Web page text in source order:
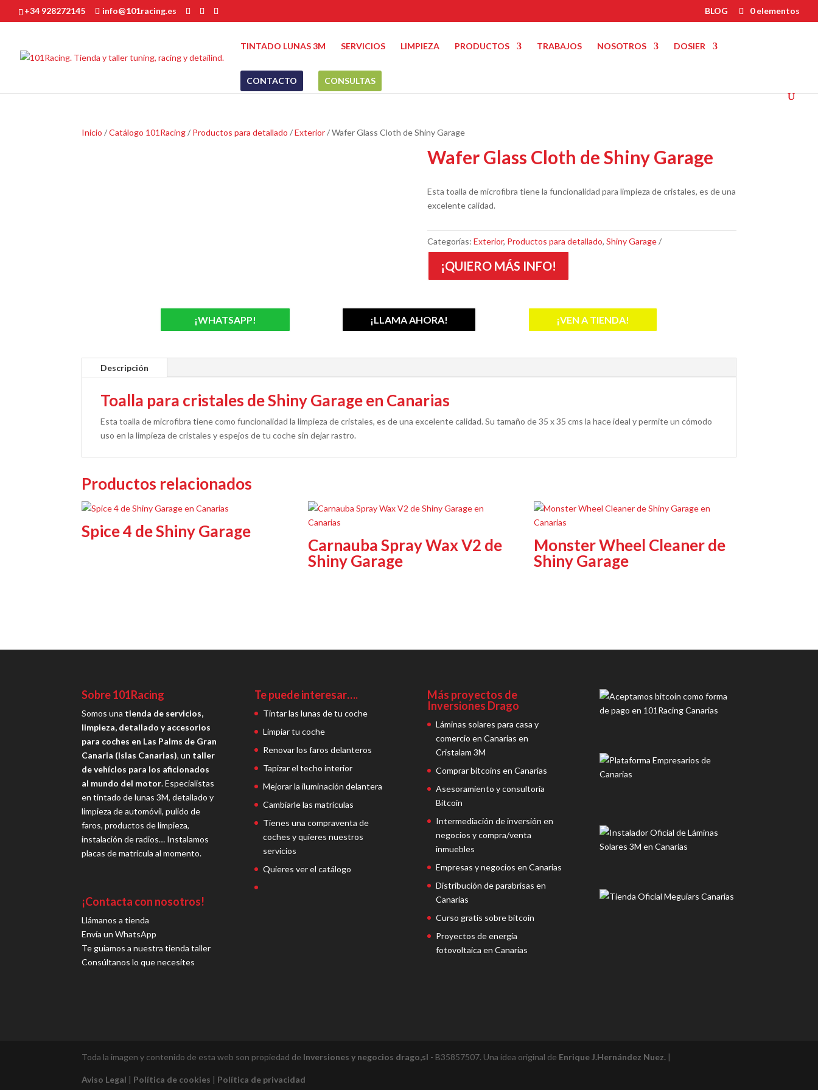
+34 928272145 info@101racing.es BLOG 0 elementos
TINTADO LUNAS 3M SERVICIOS LIMPIEZA PRODUCTOS TRABAJOS NOSOTROS DOSIER
CONTACTO CONSULTAS
Inicio /Catálogo 101Racing/ Productos para detallado /Exterior/ Wafer Glass Cloth de Shiny Garage
Wafer Glass Cloth de Shiny Garage
Esta toalla de microfibra tiene la funcionalidad para limpieza de cristales, es de una
excelente calidad.
Categorías: Exterior, Productos para detallado, Shiny Garage
¡QUIERO MÁS INFO!
¡WHATSAPP! ¡LLAMA AHORA! ¡VEN A TIENDA!
Descripción
Toalla para cristales de Shiny Garage en Canarias
Esta toalla de microfibra tiene como funcionalidad la limpieza de cristales, es de una excelente calidad. Su tamaño de 35 x 35 cms la hace ideal y permite un cómodo
uso en la limpieza de cristales y espejos de tu coche sin dejar rastro.
Productos relacionados
Spice 4 de Shiny Garage
Carnauba Spray Wax V2 de
Shiny Garage
Monster Wheel Cleaner de
Shiny Garage
Sobre 101Racing
Somos una tienda de servicios,
limpieza, detallado y accesorios
para coches en Las Palms de Gran
Canaria (Islas Canarias), un taller
de vehíclos para los aficionados
al mundo del motor. Especialistas
en tintado de lunas 3M, detallado y
limpieza de automóvil, pulido de
faros, productos de limpieza,
instalación de radios… Instalamos
placas de matrícula al momento.
¡Contacta con nosotros!
Llámanos a tienda
Envía un WhatsApp
Te guiamos a nuestra tienda taller
Consúltanos lo que necesites
Te puede interesar….
Tintar las lunas de tu coche
Limpiar tu coche
Renovar los faros delanteros
Tapizar el techo interior
Mejorar la iluminación delantera
Cambiarle las matrículas
Tienes una compraventa de
coches y quieres nuestros
servicios
Quieres ver el catálogo
Más proyectos de
Inversiones Drago
Láminas solares para casa y
comercio en Canarias en
Cristalam 3M
Comprar bitcoins en Canarias
Asesoramiento y consultoría
Bitcoin
Intermediación de inversión en
negocios y compra/venta
inmuebles
Empresas y negocios en Canarias
Distribución de parabrisas en
Canarias
Curso gratis sobre bitcoin
Proyectos de energía
fotovoltaica en Canarias
Toda la imagen y contenido de esta web son propiedad de Inversiones y negocios drago,sl - B35857507. Una idea original de Enrique J.Hernández Nuez. |
Aviso Legal | Política de cookies | Política de privacidad